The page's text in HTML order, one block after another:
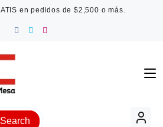
en pedidos de $2,500 o más.
Search